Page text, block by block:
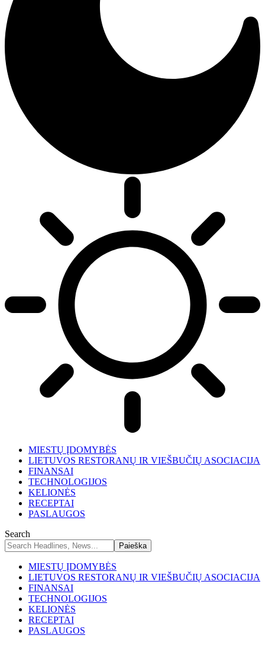
MIESTŲ ĮDOMYBĖS
LIETUVOS RESTORANŲ IR VIEŠBUČIŲ ASOCIACIJA
FINANSAI
TECHNOLOGIJOS
KELIONĖS
RECEPTAI
PASLAUGOS
Search
MIESTŲ ĮDOMYBĖS
LIETUVOS RESTORANŲ IR VIEŠBUČIŲ ASOCIACIJA
FINANSAI
TECHNOLOGIJOS
KELIONĖS
RECEPTAI
PASLAUGOS